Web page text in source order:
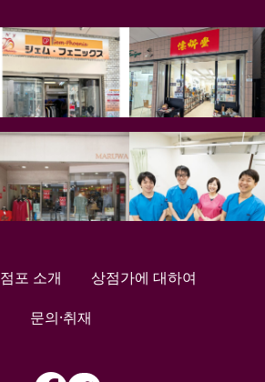
점포 소개
상점가에 대하여
문의·취재